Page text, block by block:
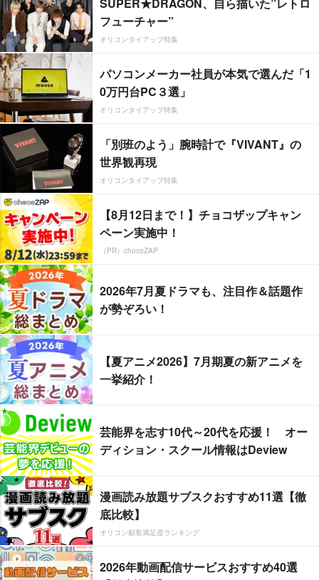
フューチャー”
オリコンタイアップ特集
パソコンメーカー社員が本気で選んだ「1
0万円台PC３選」
オリコンタイアップ特集
「別班のよう」腕時計で『VIVANT』の
世界観再現
オリコンタイアップ特集
【8月12日まで！】チョコザップキャン
ペーン実施中！
（PR）chocoZAP
2026年7月夏ドラマも、注目作＆話題作
が勢ぞろい！
【夏アニメ2026】7月期夏の新アニメを
一挙紹介！
芸能界を志す10代～20代を応援！ オー
ディション・スクール情報はDeview
漫画読み放題サブスクおすすめ11選【徹
底比較】
オリコン顧客満足度ランキング
2026年動画配信サービスおすすめ40選